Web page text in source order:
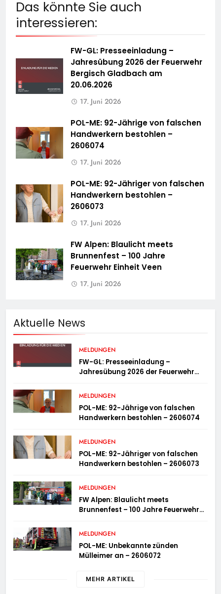
Das könnte Sie auch
interessieren:
FW-GL: Presseeinladung –
Jahresübung 2026 der Feuerwehr
Bergisch Gladbach am
20.06.2026
17. Juni 2026
POL-ME: 92-Jährige von falschen
Handwerkern bestohlen –
2606074
17. Juni 2026
POL-ME: 92-Jähriger von falschen
Handwerkern bestohlen –
2606073
17. Juni 2026
FW Alpen: Blaulicht meets
Brunnenfest – 100 Jahre
Feuerwehr Einheit Veen
17. Juni 2026
Aktuelle News
MELDUNGEN
FW-GL: Presseeinladung –
Jahresübung 2026 der Feuerwehr
MELDUNGEN
POL-ME: 92-Jährige von falschen
Handwerkern bestohlen – 2606074
MELDUNGEN
POL-ME: 92-Jähriger von falschen
Handwerkern bestohlen – 2606073
MELDUNGEN
FW Alpen: Blaulicht meets
Brunnenfest – 100 Jahre Feuerwehr
MELDUNGEN
POL-ME: Unbekannte zünden
Mülleimer an – 2606072
MEHR ARTIKEL